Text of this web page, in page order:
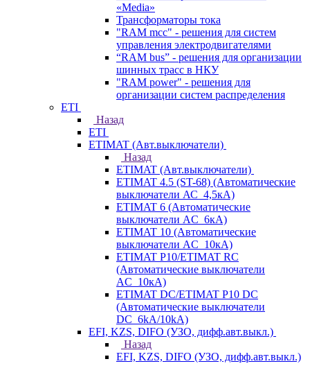
«Media»
Трансформаторы тока
"RAM mcc" - решения для систем
управления электродвигателями
“RAM bus” - решения для организации
шинных трасс в НКУ
"RAM power" - решения для
организации систем распределения
ETI
Назад
ETI
ETIMAT (Авт.выключатели)
Назад
ETIMAT (Авт.выключатели)
ETIMAT 4.5 (ST-68) (Автоматические
выключатели АС_4,5кА)
ETIMAT 6 (Автоматические
выключатели AC_6кА)
ETIMAT 10 (Автоматические
выключатели AC_10кА)
ETIMAT P10/ETIMAT RC
(Автоматические выключатели
AC_10кА)
ETIMAT DC/ETIMAT P10 DC
(Автоматические выключатели
DC_6kA/10kA)
EFI, KZS, DIFO (УЗО, дифф.авт.выкл.)
Назад
EFI, KZS, DIFO (УЗО, дифф.авт.выкл.)